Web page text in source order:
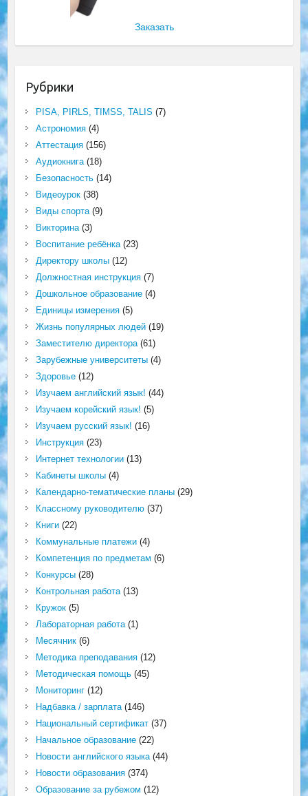
Заказать
Рубрики
PISA, PIRLS, TIMSS, TALIS (7)
Астрономия(4)
Аттестация(156)
Аудиокнига(18)
Безопасность(14)
Видеоурок(38)
Виды спорта(9)
Викторина(3)
Воспитание ребёнка(23)
Директору школы(12)
Должностная инструкция(7)
Дошкольное образование(4)
Единицы измерения(5)
Жизнь популярных людей(19)
Заместителю директора(61)
Зарубежные университеты(4)
Здоровье(12)
Изучаем английский язык! (44)
Изучаем корейский язык! (5)
Изучаем русский язык! (16)
Инструкция(23)
Интернет технологии(13)
Кабинеты школы(4)
Календарно-тематические планы(29)
Классному руководителю(37)
Книги(22)
Коммунальные платежи(4)
Компетенция по предметам (6)
Конкурсы(28)
Контрольная работа(13)
Кружок(5)
Лабораторная работа(1)
Месячник(6)
Методика преподавания(12)
Методическая помощь(45)
Мониторинг(12)
Надбавка / зарплата(146)
Национальный сертификат(37)
Начальное образование(22)
Новости английского языка(44)
Новости образования(374)
Образование за рубежом (12)